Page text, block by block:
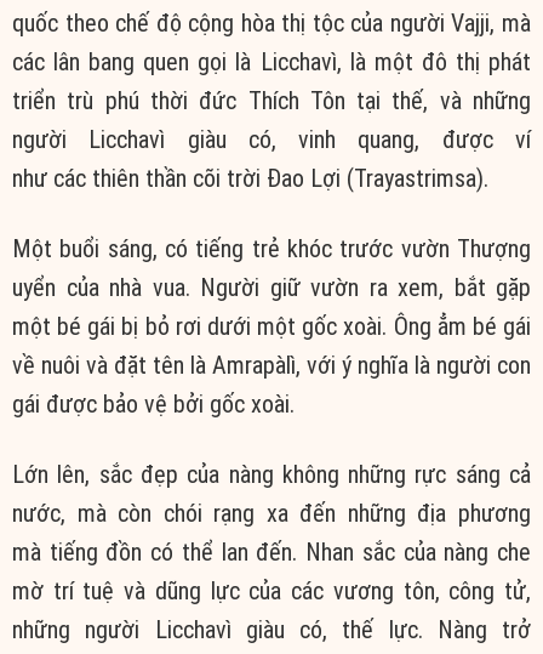
quốc theo chế độ cộng hòa thị tộc của người Vajji, mà
các lân bang quen gọi là Licchavì, là một đô thị phát
triển trù phú thời đức Thích Tôn tại thế, và những
người Licchavì giàu có, vinh quang, được ví
như các thiên thần cõi trời Đao Lợi (Trayastrimsa).
Một buổi sáng, có tiếng trẻ khóc trước vườn Thượng
uyển của nhà vua. Người giữ vườn ra xem, bắt gặp
một bé gái bị bỏ rơi dưới một gốc xoài. Ông ẳm bé gái
về nuôi và đặt tên là Amrapàlì, với ý nghĩa là người con
gái được bảo vệ bởi gốc xoài.
Lớn lên, sắc đẹp của nàng không những rực sáng cả
nước, mà còn chói rạng xa đến những địa phương
mà tiếng đồn có thể lan đến. Nhan sắc của nàng che
mờ trí tuệ và dũng lực của các vương tôn, công tử,
những người Licchavì giàu có, thế lực. Nàng trở